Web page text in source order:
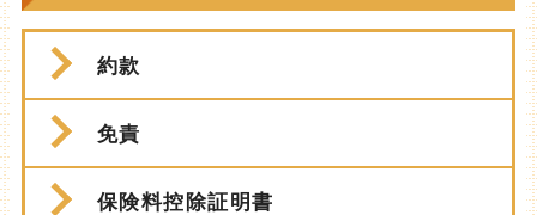
約款
免責
保険料控除証明書